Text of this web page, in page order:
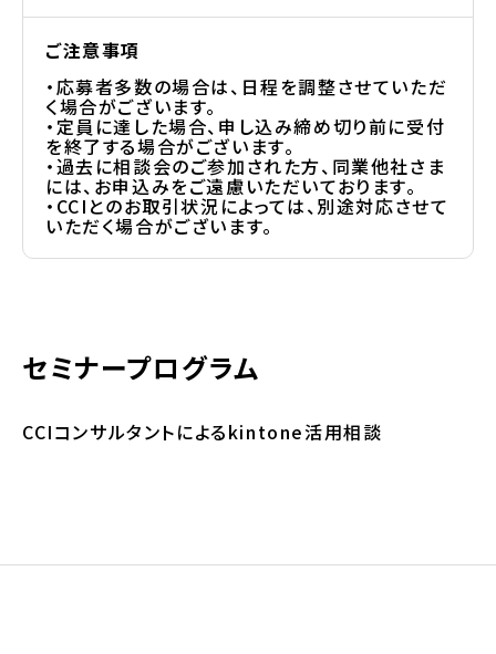
ご注意事項
・応募者多数の場合は、日程を調整させていただ
く場合がございます。
・定員に達した場合、申し込み締め切り前に受付
を終了する場合がございます。
・過去に相談会のご参加された方、同業他社さま
には、お申込みをご遠慮いただいております。
・CCIとのお取引状況によっては、別途対応させて
いただく場合がございます。
セミナープログラム
CCIコンサルタントによるkintone活用相談